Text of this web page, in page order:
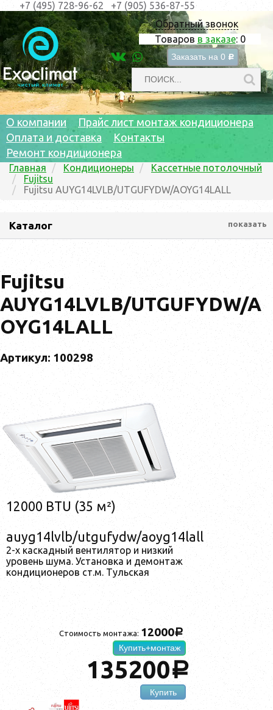
Обратный звонок
Товаров в заказе: 0
Заказать на 0 c
+7 (495) 728-96-62 +7 (905) 536-87-55
О компании
Прайс лист монтаж кондиционера
Оплата и доставка
Контакты
Ремонт кондиционера
Главная Кондиционеры
Кассетные потолочный
Fujitsu
Fujitsu AUYG14LVLB/UTGUFYDW/AOYG14LALL
Каталог показать
Fujitsu
AUYG14LVLB/UTGUFYDW/A
OYG14LALL
Артикул: 100298
12000 BTU (35 м²)
auyg14lvlb/utgufydw/aoyg14lall
2-х каскадный вентилятор и низкий
уровень шума. Установка и демонтаж
кондиционеров ст.м. Тульская
Стоимость монтажа: 12000a
Купить+монтаж
135200a
Купить